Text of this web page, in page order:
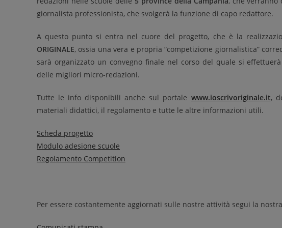
giornalista professionista, che svolgerà la funzione di capo redattore.
A questo punto si entra nel cuore del progetto, che è la
ORIGINALE, ossia una vera e propria “competizione giornalistica”
sarà organizzato un convegno finale nel corso del quale si
delle migliori micro-redazioni.
Tutte le info disponibili anche sul portale www.ioscrivoriginale.it,
materiali didattici, il regolamento e tutte le altre informazioni utili.
Scheda progetto
Modulo adesione scuole
Regolamento Competition
Per essere costantemente aggiornati sulle nostre attività segui la